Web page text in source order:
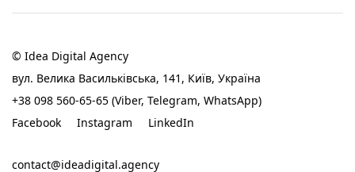
© Idea Digital Agency
вул. Велика Васильківська, 141, Київ, Україна
+38 098 560-65-65 (Viber, Telegram, WhatsApp)
Facebook
Instagram LinkedIn
contact@ideadigital.agency